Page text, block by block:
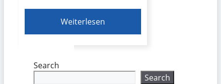
Weiterlesen
Search
Search